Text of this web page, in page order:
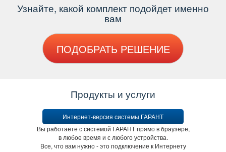
Узнайте, какой комплект подойдет именно
ам
ПОДОБРАТЬ РЕШЕНИЕ
Продукты и услуги
Интернет-версия системы ГАРАНТ
ы работаете с системой ГАРАНТ прямо в браузере,
любое время и с любого устройства.
се, что вам нужно - это подключение к Интернету